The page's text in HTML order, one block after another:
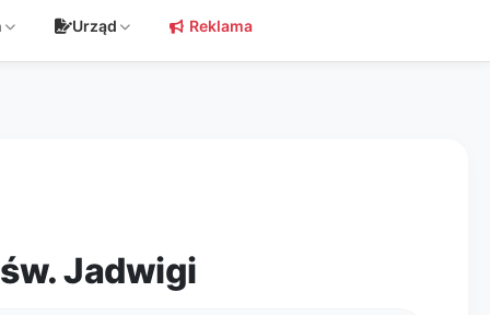
Urząd Reklama
Jadwigi